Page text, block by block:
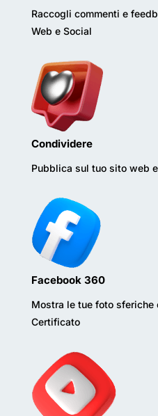
Raccogli commenti e
Web e Social
Condividere
Pubblica sul tuo sito web
Facebook 360
Mostra le tue foto sferiche
Certificato